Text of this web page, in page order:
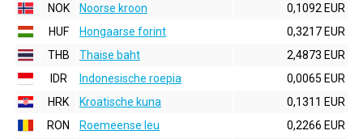
NOK
Noorse kroon
0,1092 EUR
HUF
Hongaarse forint
0,3217 EUR
THB
Thaise baht
2,4873 EUR
IDR
Indonesische roepia
0,0065 EUR
HRK
Kroatische kuna
0,1311 EUR
RON
Roemeense leu
0,2266 EUR